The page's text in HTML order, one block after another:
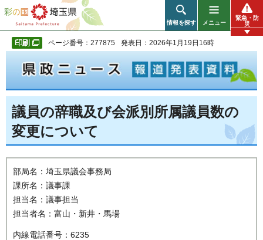
彩の国 埼玉県
情報を探す メニュー
緊急・防
災
ページ番号：277875 発表日：2026年1月19日16時
議員の辞職及び会派別所属議員数の
変更について
部局名：埼玉県議会事務局
課所名：議事課
担当名：議事担当
担当者名：富山・新井・馬場
内線電話番号：6235